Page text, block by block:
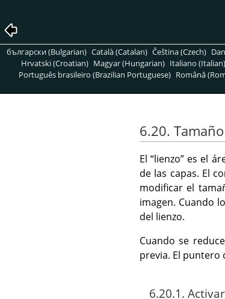
български (Bulgarian) Català (Catalan) Čeština (Czech)
Hrvatski (Croatian) Magyar (Hungarian) Italiano (Italian)
Português brasileiro (Brazilian Portuguese) Română
6.20.
El“lienzo” es el
de las capas. El
modificar el
imagen. Cuando
del lienzo.
Cuando se
previa. El puntero
6.20.1.